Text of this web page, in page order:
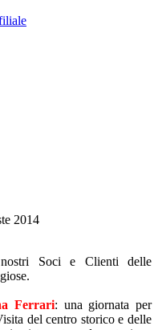
2014
nostri Soci e Clienti delle
Ferrari: una giornata per
del centro storico e delle